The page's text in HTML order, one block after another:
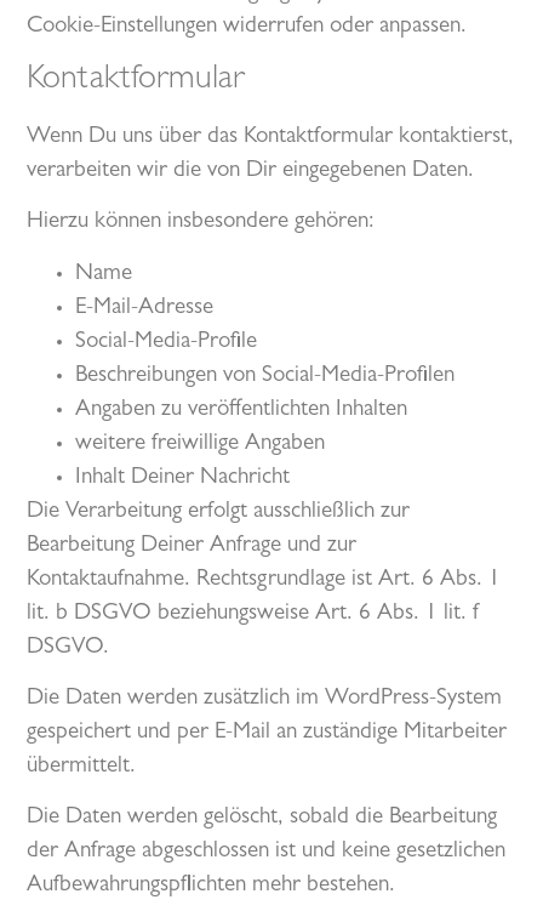
Cookie-Einstellungen widerrufen oder anpassen.
Kontaktformular
Wenn Du uns über das Kontaktformular kontaktierst,
verarbeiten wir die von Dir eingegebenen Daten.
Hierzu können insbesondere gehören:
Name
E-Mail-Adresse
Social-Media-Profile
Beschreibungen von Social-Media-Profilen
Angaben zu veröffentlichten Inhalten
weitere freiwillige Angaben
Inhalt Deiner Nachricht
Die Verarbeitung erfolgt ausschließlich zur
Bearbeitung Deiner Anfrage und zur
Kontaktaufnahme. Rechtsgrundlage ist Art. 6 Abs. 1
lit. b DSGVO beziehungsweise Art. 6 Abs. 1 lit. f
DSGVO.
Die Daten werden zusätzlich im WordPress-System
gespeichert und per E-Mail an zuständige Mitarbeiter
übermittelt.
Die Daten werden gelöscht, sobald die Bearbeitung
der Anfrage abgeschlossen ist und keine gesetzlichen
Aufbewahrungspflichten mehr bestehen.